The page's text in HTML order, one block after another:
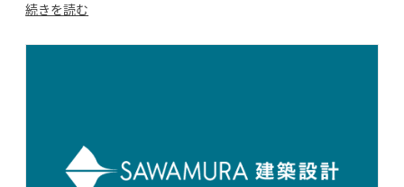
続きを読む